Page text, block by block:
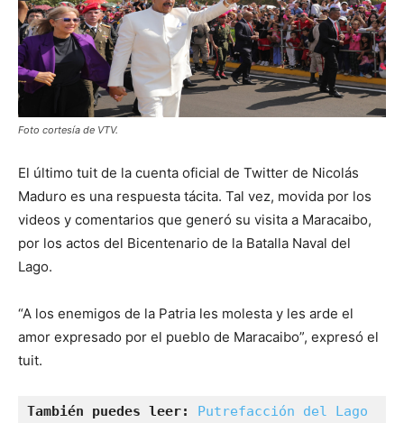
Foto cortesía de VTV.
El último tuit de la cuenta oficial de Twitter de Nicolás
Maduro es una respuesta tácita. Tal vez, movida por los
videos y comentarios que generó su visita a Maracaibo,
por los actos del Bicentenario de la Batalla Naval del
Lago.
“A los enemigos de la Patria les molesta y les arde el
amor expresado por el pueblo de Maracaibo”, expresó el
tuit.
También puedes leer:
Putrefacción del Lago